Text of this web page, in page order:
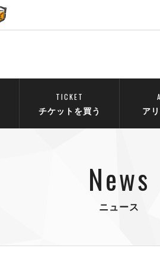
TICKET
チケットを買う ア
News
ニュース